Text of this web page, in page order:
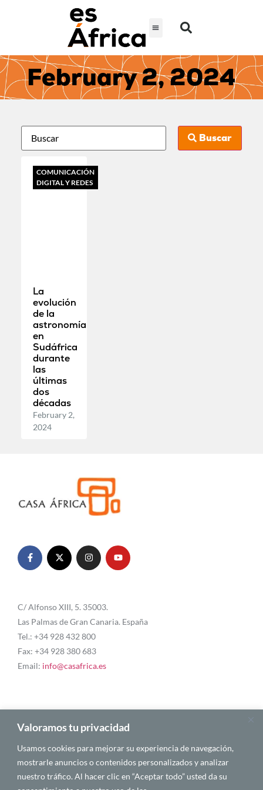
Valoramos tu privacidad
Usamos cookies para mejorar su experiencia de navegación,
mostrarle anuncios o contenidos personalizados y analizar
nuestro tráfico. Al hacer clic en “Aceptar todo” usted da su
February 2, 2024
Buscar
COMUNICACIÓN
DIGITAL Y REDES
La
evolución
de la
astronomía
en
Sudáfrica
durante
las
últimas
dos
décadas
February 2,
2024
C/ Alfonso XIII, 5. 35003.
Las Palmas de Gran Canaria. España
Tel.: +34 928 432 800
Fax: +34 928 380 683
Email: info@casafrica.es
Blog
About Us
Personalities